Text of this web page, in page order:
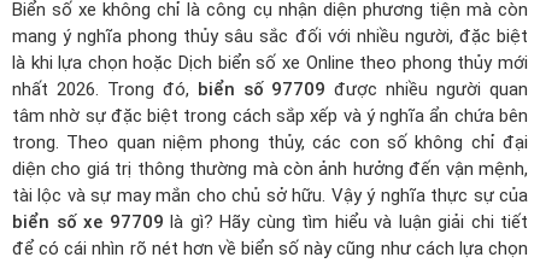
Biển số xe không chỉ là công cụ nhận diện phương tiện mà còn
mang ý nghĩa phong thủy sâu sắc đối với nhiều người, đặc biệt
là khi lựa chọn hoặcDịch biển số xe Online theo phong thủy mới
nhất 2026. Trong đó, biển số 97709 được nhiều người quan
tâm nhờ sự đặc biệt trong cách sắp xếp và ý nghĩa ẩn chứa bên
trong. Theo quan niệm phong thủy, các con số không chỉ đại
diện cho giá trị thông thường mà còn ảnh hưởng đến vận mệnh,
tài lộc và sự may mắn cho chủ sở hữu. Vậy ý nghĩa thực sự của
biển số xe 97709 là gì? Hãy cùng tìm hiểu và luận giải chi tiết
để có cái nhìn rõ nét hơn về biển số này cũng như cách lựa chọn